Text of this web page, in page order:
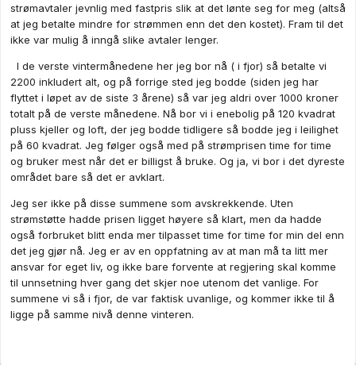
strømavtaler jevnlig med fastpris slik at det lønte seg for meg (altså
at jeg betalte mindre for strømmen enn det den kostet). Fram til det
ikke var mulig å inngå slike avtaler lenger.
I de verste vintermånedene her jeg bor nå ( i fjor) så betalte vi
2200 inkludert alt, og på forrige sted jeg bodde (siden jeg har
flyttet i løpet av de siste 3 årene) så var jeg aldri over 1000 kroner
totalt på de verste månedene. Nå bor vi i enebolig på 120 kvadrat
pluss kjeller og loft, der jeg bodde tidligere så bodde jeg i leilighet
på 60 kvadrat. Jeg følger også med på strømprisen time for time
og bruker mest når det er billigst å bruke. Og ja, vi bor i det dyreste
området bare så det er avklart.
Jeg ser ikke på disse summene som avskrekkende. Uten
strømstøtte hadde prisen ligget høyere så klart, men da hadde
også forbruket blitt enda mer tilpasset time for time for min del enn
det jeg gjør nå. Jeg er av en oppfatning av at man må ta litt mer
ansvar for eget liv, og ikke bare forvente at regjering skal komme
til unnsetning hver gang det skjer noe utenom det vanlige. For
summene vi så i fjor, de var faktisk uvanlige, og kommer ikke til å
ligge på samme nivå denne vinteren.